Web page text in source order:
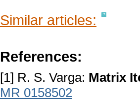
Similar articles:
References:
[1] R. S. Vargа: Matrix
MR 0158502